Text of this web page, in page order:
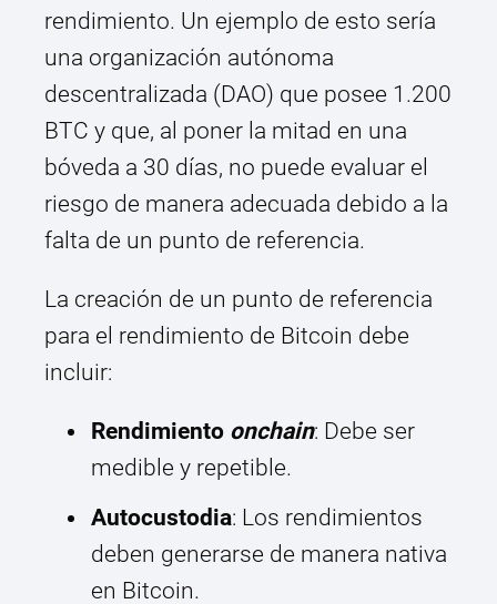
rendimiento. Un ejemplo de esto sería
una organización autónoma
descentralizada (DAO) que posee 1.200
BTC y que, al poner la mitad en una
bóveda a 30 días, no puede evaluar el
riesgo de manera adecuada debido a la
falta de un punto de referencia.
La creación de un punto de referencia
para el rendimiento de Bitcoin debe
incluir:
Rendimiento onchain: Debe ser
medible y repetible.
Autocustodia: Los rendimientos
deben generarse de manera nativa
en Bitcoin.